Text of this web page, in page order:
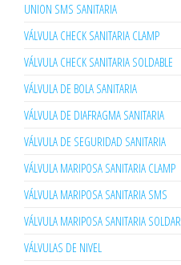
UNION SMS SANITARIA
VÁLVULA CHECK SANITARIA CLAMP
VÁLVULA CHECK SANITARIA SOLDABLE
VÁLVULA DE BOLA SANITARIA
VÁLVULA DE DIAFRAGMA SANITARIA
VÁLVULA DE SEGURIDAD SANITARIA
VÁLVULA MARIPOSA SANITARIA CLAMP
VÁLVULA MARIPOSA SANITARIA SMS
VÁLVULA MARIPOSA SANITARIA SOLDAR
VÁLVULAS DE NIVEL